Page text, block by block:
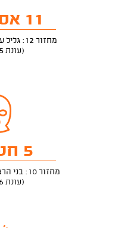
11 אסיסטים
מחזור 12: גליל עליון נגד הפועל ת"א
(עונת 2024-25)
5 חטיפות
מחזור 10: בני הרצליה נגד הפועל ת"א
(עונת 2025-26)